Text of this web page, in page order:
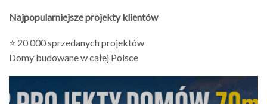
Najpopularniejsze projekty klientów
⭐ 20 000 sprzedanych projektów
Domy budowane w całej Polsce